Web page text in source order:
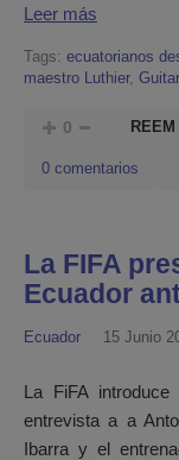
Leer más
Tags: ecuatorianos
maestro Luthier,
0 REEM
0 comentarios
La FIFA
Ecuador
Ecuador 15 Junio
La FiFA
entrevista a a
Ibarra y el